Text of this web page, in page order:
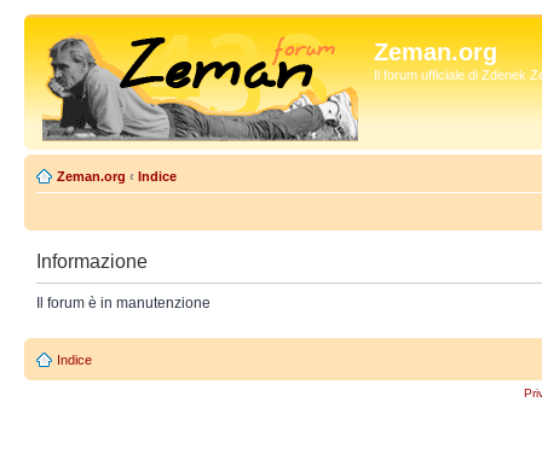
Zeman.org
Il forum ufficiale di Zdenek
Zeman.org ‹ Indice
Informazione
Il forum è in manutenzione
Indice